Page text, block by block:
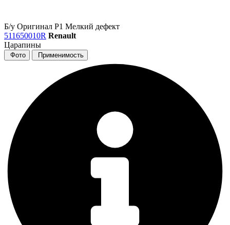
Б/у Оригинал Р1 Мелкий дефект
511650010R Renault
Царапины
Фото Применимость